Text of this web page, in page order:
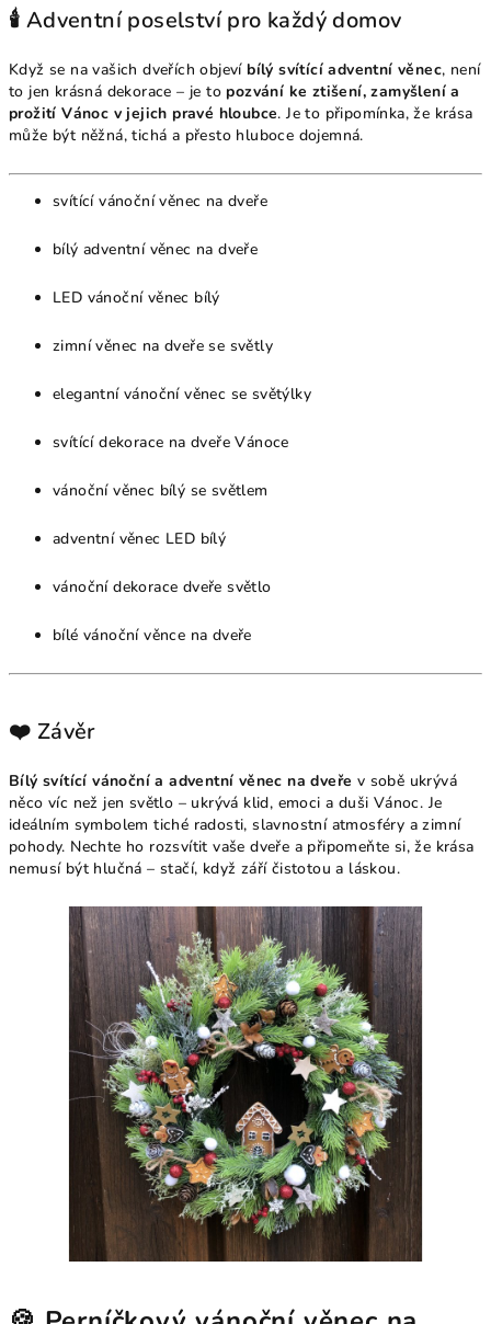
🕯️ Adventní poselství pro každý domov
Když se na vašich dveřích objeví bílý svítící adventní věnec, není
to jen krásná dekorace – je to pozvání ke ztišení, zamyšlení a
prožití Vánoc v jejich pravé hloubce. Je to připomínka, že krása
může být něžná, tichá a přesto hluboce dojemná.
svítící vánoční věnec na dveře
bílý adventní věnec na dveře
LED vánoční věnec bílý
zimní věnec na dveře se světly
elegantní vánoční věnec se světýlky
svítící dekorace na dveře Vánoce
vánoční věnec bílý se světlem
adventní věnec LED bílý
vánoční dekorace dveře světlo
bílé vánoční věnce na dveře
❤️ Závěr
Bílý svítící vánoční a adventní věnec na dveře v sobě ukrývá
něco víc než jen světlo – ukrývá klid, emoci a duši Vánoc. Je
ideálním symbolem tiché radosti, slavnostní atmosféry a zimní
pohody. Nechte ho rozsvítit vaše dveře a připomeňte si, že krása
nemusí být hlučná – stačí, když září čistotou a láskou.